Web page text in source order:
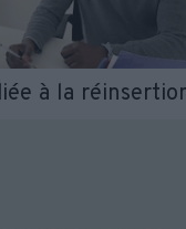
à la